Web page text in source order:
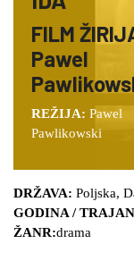
FILM
Pawel
REŽIJA: Pawel
Pawlikowski
DRŽAVA: Poljska,
GODINA /
ŽANR:drama